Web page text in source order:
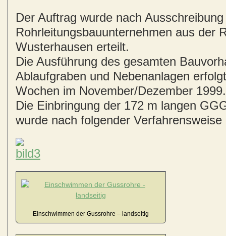
Der Auftrag wurde nach
Rohrleitungsbauunternehmen aus der
Wusterhausen erteilt.
Die Ausführung des gesamten
Ablaufgraben und Nebenanlagen
Wochen im November/Dezember 1999.
Die Einbringung der 172 m langen
wurde nach folgender
Einschwimmen der Gussrohre – landseitig